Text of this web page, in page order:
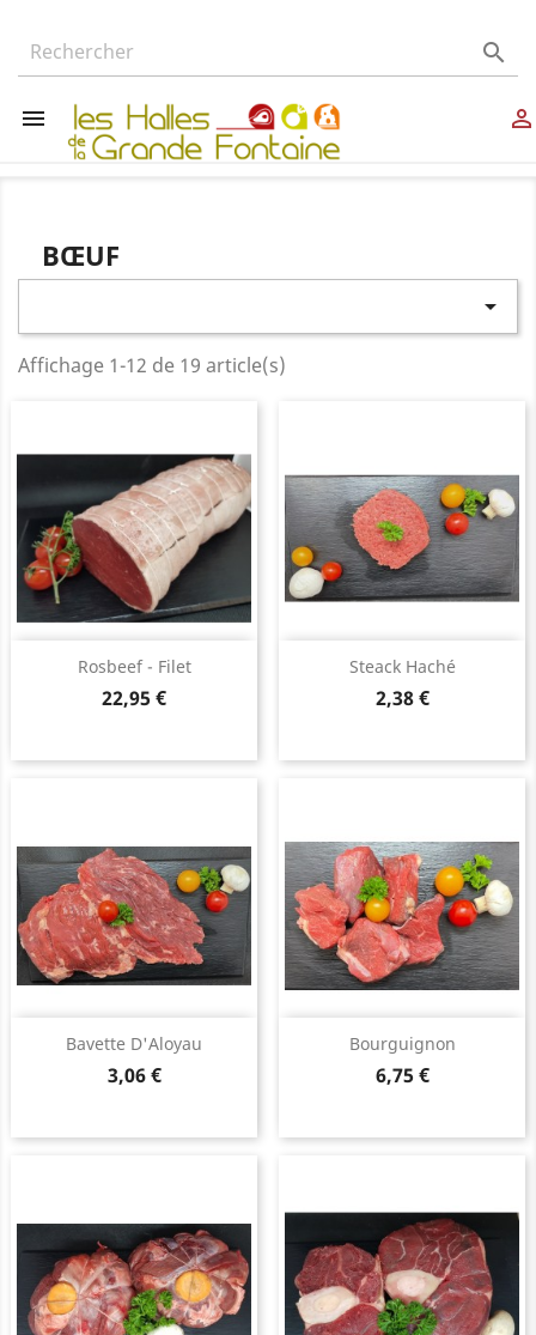

 
BŒUF

Affichage 1-12 de 19 article(s)
Rosbeef - Filet
Prix
22,95 €
Steack Haché
Prix
2,38 €
Bavette D'Aloyau
Prix
3,06 €
Bourguignon
Prix
6,75 €